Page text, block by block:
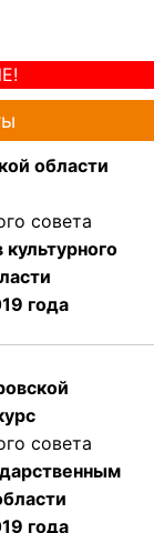
области
совета
года
совета
года